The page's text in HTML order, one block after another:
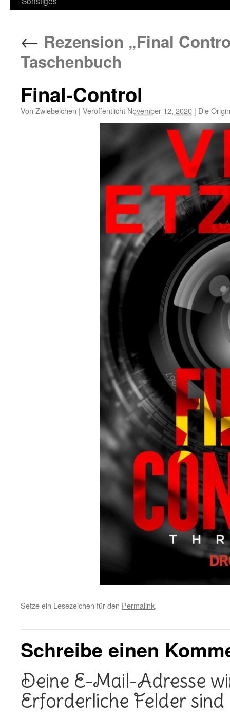
← Rezension „Final
Taschenbuch
Final-Control
Von Zwiebelchen | Veröffentlicht November 12, 2020 | Die
Setze ein Lesezeichen für den Permalink.
Schreibe einen
Deine E-Mail-Adresse
Erforderliche Felder